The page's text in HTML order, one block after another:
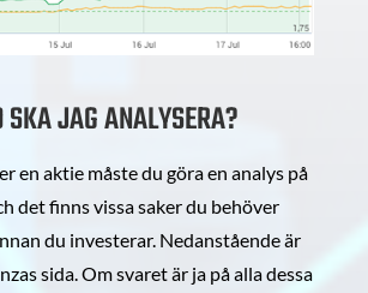
JAG ANALYSERA?
en aktie måste du göra en analys på
det finns vissa saker du behöver
du investerar. Nedanstående är
sida. Om svaret är ja på alla dessa